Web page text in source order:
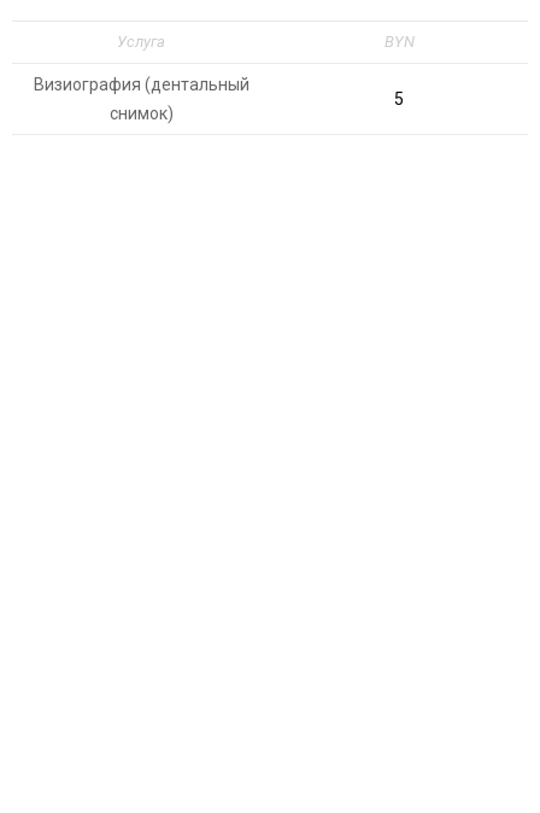
Услуга BYN
Визиография (дентальный
снимок)
5